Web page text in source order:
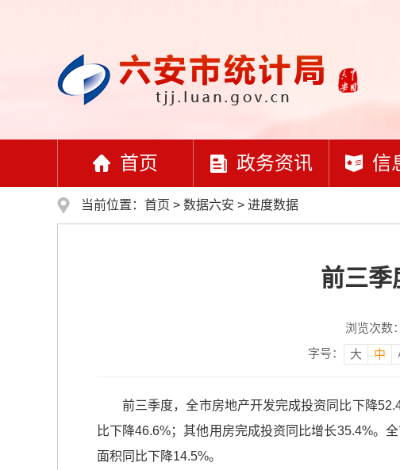
首页 政务资讯 信
当前位置： 首页 > 数据六安 > 进度数据
前三季
浏览次数：
字号：
大 中
前三季度，全市房地产开发完成投资同比下降
比下降46.6%；其他用房完成投资同比增长35.4%。
面积同比下降14.5%。